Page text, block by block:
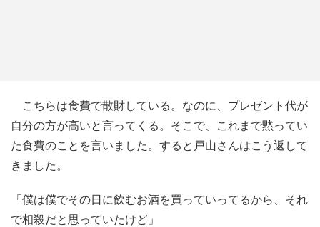
こちらは食費で散財している。なのに、プレゼント代が
自分の方が高いと言ってくる。そこで、これまで黙ってい
た食費のことを言いました。すると戸山さんはこう返して
きました。
「僕は僕でその日に飲むお酒を買っていってるから、それ
で相殺だと思っていたけど」